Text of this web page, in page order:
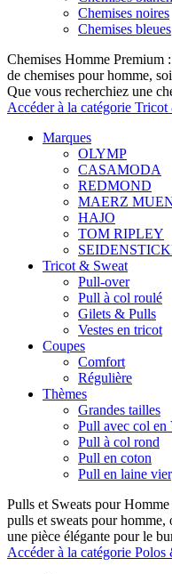
Chemises noires
Chemises bleues
Chemises Homme Premium
de chemises pour homme,
Que vous recherchiez une
Accéder à la catégorie
Marques
OLYMP
CASAMODA
REDMOND
MAERZ
HAJO
TOM RIPLEY
Tricot & Sweat
Pull-over
Pull à col roulé
Gilets & Pulls
Vestes en tricot
Coupes
Comfort
Régulière
Thèmes
Grandes tailles
Pull avec col en
Pull à col rond
Pull en coton
Pull en laine
Pulls et Sweats pour
pulls et sweats pour
une pièce élégante pour le
Accéder à la catégorie Polos